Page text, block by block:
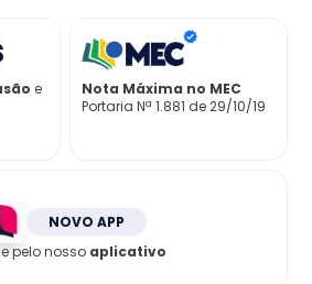
e
Nota Máxima no MEC
Portaria Nª 1.881 de 29/10/19
NOVO APP
pelo nosso aplicativo